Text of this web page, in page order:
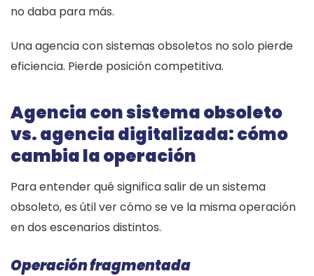
no daba para más.
Una agencia con sistemas obsoletos no solo pierde
eficiencia. Pierde posición competitiva.
Agencia con sistema obsoleto
vs. agencia digitalizada: cómo
cambia la operación
Para entender qué significa salir de un sistema
obsoleto, es útil ver cómo se ve la misma operación
en dos escenarios distintos.
Operación fragmentada